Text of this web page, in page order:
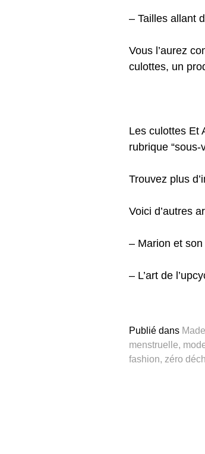
– Tailles allant
Vous l’aurez
culottes, un
Les culottes Et
rubrique “sous-
Trouvez plus
Voici d’autres
– Marion et
– L’art de
Publié dans
menstruelle,
fashion, zéro